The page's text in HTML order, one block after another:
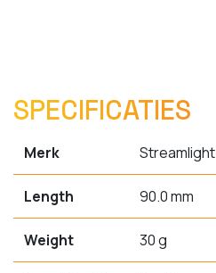
SPECIFICATIES
Merk Streamlight
Length 90.0 mm
Weight 30 g